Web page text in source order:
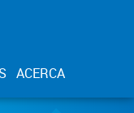
ACERCA